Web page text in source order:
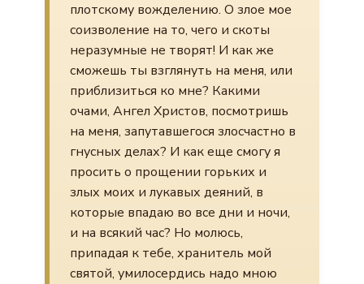
плотскому вожделению. О злое мое
соизволение на то, чего и скоты
неразумные не творят! И как же
сможешь ты взглянуть на меня, или
приблизиться ко мне? Какими
очами, Ангел Христов, посмотришь
на меня, запутавшегося злосчастно в
гнусных делах? И как еще смогу я
просить о прощении горьких и
злых моих и лукавых деяний, в
которые впадаю во все дни и ночи,
и на всякий час? Но молюсь,
припадая к тебе, хранитель мой
святой, умилосердись надо мною